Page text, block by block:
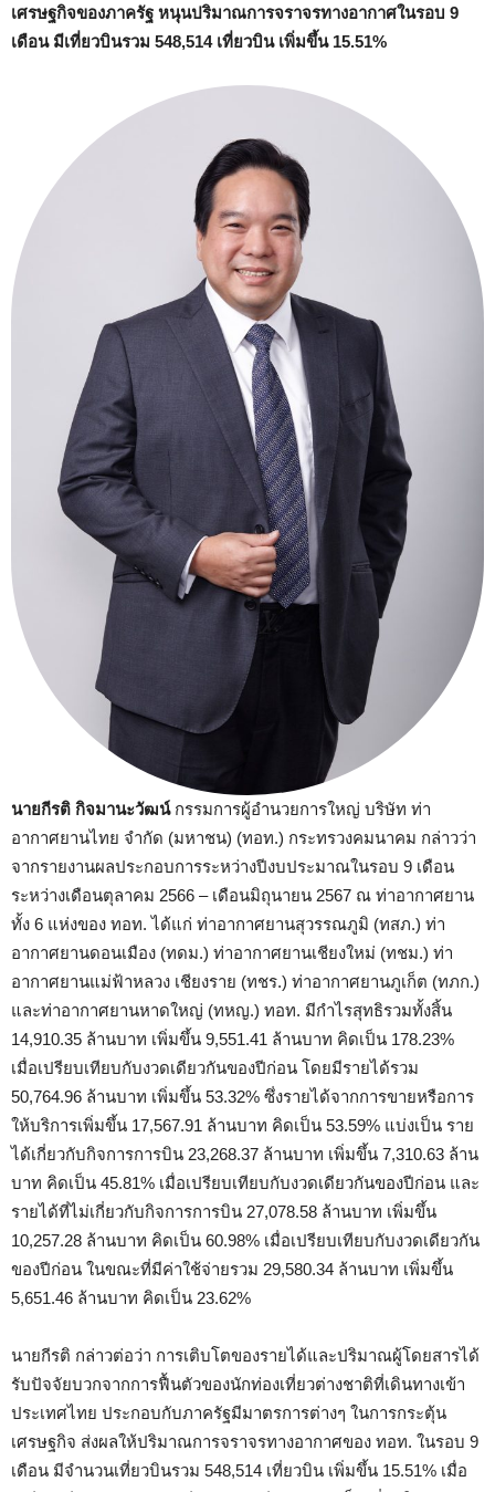
เศรษฐกิจของภาครัฐ หนุนปริมาณการจราจรทางอากาศในรอบ 9
เดือน มีเที่ยวบินรวม 548,514 เที่ยวบิน เพิ่มขึ้น 15.51%
นายกีรติ กิจมานะวัฒน์กรรมการผู้อำนวยการใหญ่ บริษัท ท่า
อากาศยานไทย จํากัด (มหาชน) (ทอท.) กระทรวงคมนาคม กล่าวว่า
จากรายงานผลประกอบการระหว่างปีงบประมาณในรอบ 9 เดือน
ระหว่างเดือนตุลาคม 2566 – เดือนมิถุนายน 2567 ณ ท่าอากาศยาน
ทั้ง 6 แห่งของ ทอท. ได้แก่ ท่าอากาศยานสุวรรณภูมิ (ทสภ.) ท่า
อากาศยานดอนเมือง (ทดม.) ท่าอากาศยานเชียงใหม่ (ทชม.) ท่า
อากาศยานแม่ฟ้าหลวง เชียงราย (ทชร.) ท่าอากาศยานภูเก็ต (ทภก.)
และท่าอากาศยานหาดใหญ่ (ทหญ.) ทอท. มีกำไรสุทธิรวมทั้งสิ้น
14,910.35 ล้านบาท เพิ่มขึ้น 9,551.41 ล้านบาท คิดเป็น 178.23%
เมื่อเปรียบเทียบกับงวดเดียวกันของปีก่อน โดยมีรายได้รวม
50,764.96 ล้านบาท เพิ่มขึ้น 53.32% ซึ่งรายได้จากการขายหรือการ
ให้บริการเพิ่มขึ้น 17,567.91 ล้านบาท คิดเป็น 53.59% แบ่งเป็น ราย
ได้เกี่ยวกับกิจการการบิน 23,268.37 ล้านบาท เพิ่มขึ้น 7,310.63 ล้าน
บาท คิดเป็น 45.81% เมื่อเปรียบเทียบกับงวดเดียวกันของปีก่อน และ
รายได้ที่ไม่เกี่ยวกับกิจการการบิน 27,078.58 ล้านบาท เพิ่มขึ้น
10,257.28 ล้านบาท คิดเป็น 60.98% เมื่อเปรียบเทียบกับงวดเดียวกัน
ของปีก่อน ในขณะที่มีค่าใช้จ่ายรวม 29,580.34 ล้านบาท เพิ่มขึ้น
5,651.46 ล้านบาท คิดเป็น 23.62%
นายกีรติ กล่าวต่อว่า การเติบโตของรายได้และปริมาณผู้โดยสารได้
รับปัจจัยบวกจากการฟื้นตัวของนักท่องเที่ยวต่างชาติที่เดินทางเข้า
ประเทศไทย ประกอบกับภาครัฐมีมาตรการต่างๆ ในการกระตุ้น
เศรษฐกิจ ส่งผลให้ปริมาณการจราจรทางอากาศของ ทอท. ในรอบ 9
เดือน มีจํานวนเที่ยวบินรวม 548,514 เที่ยวบิน เพิ่มขึ้น 15.51% เมื่อ